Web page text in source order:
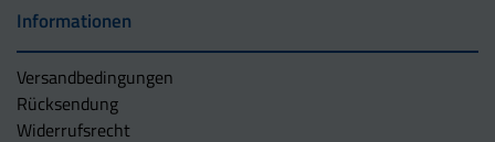
Informationen
Versandbedingungen
Rücksendung
Widerrufsrecht